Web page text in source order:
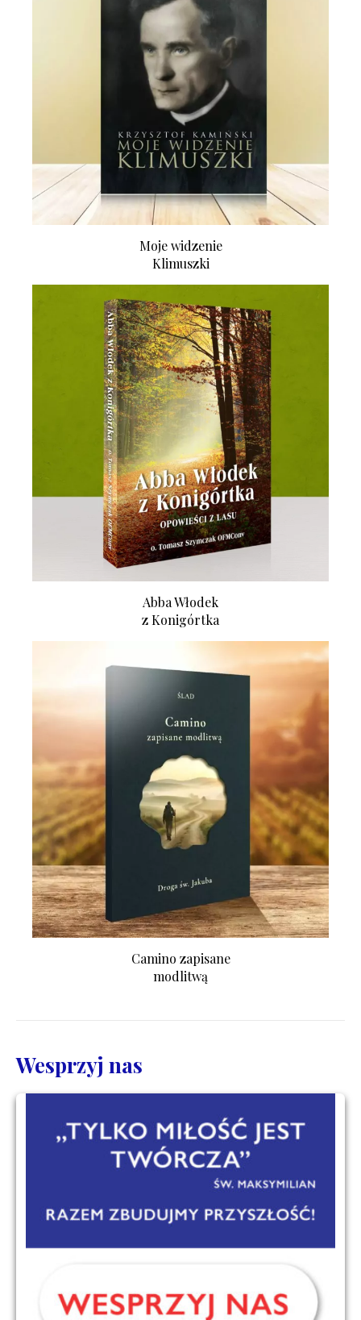
Moje widzenie
Klimuszki
Abba Włodek
z Konigórtka
Camino zapisane
modlitwą
Wesprzyj nas